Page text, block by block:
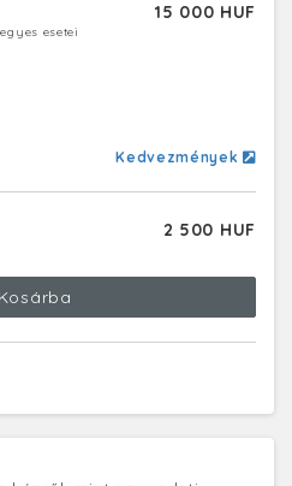
15 000 HUF
esetei
Kedvezmények
2 500 HUF
Kosárba